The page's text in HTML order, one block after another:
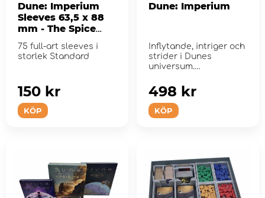
Dune: Imperium
Sleeves 63,5 x 88
mm - The Spice
Must Flow
75 full-art sleeves i
storlek Standard
KÖP
150 kr
Dune: Imperium
Inflytande, intriger och
strider i Dunes
universum.
KÖP
498 kr